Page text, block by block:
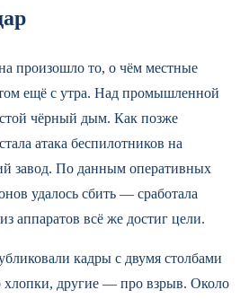
произошло то, о чём местные
ещё с утра. Над промышленной
чёрный дым. Как позже
атака беспилотников на
завод. По данным оперативных
удалось сбить — сработала
аппаратов всё же достиг цели.
кадры с двумя столбами
другие — про взрыв. Около